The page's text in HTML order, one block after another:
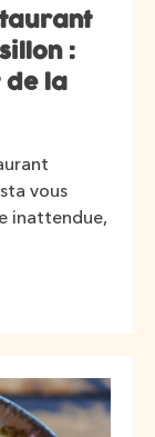
:
de la
vous
inattendue,